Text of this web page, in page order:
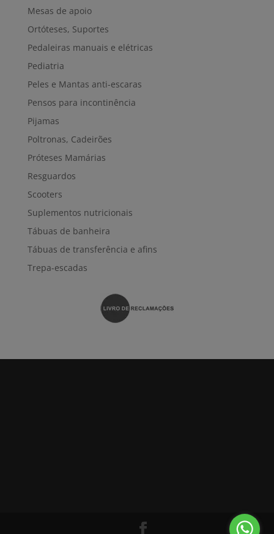
Mesas de apoio
Ortóteses, Suportes
Pedaleiras manuais e elétricas
Pediatria
Peles e Mantas anti-escaras
Pensos para incontinência
Pijamas
Poltronas, Cadeirões
Próteses Mamárias
Resguardos
Scooters
Suplementos nutricionais
Tábuas de banheira
Tábuas de transferência e afins
Trepa-escadas